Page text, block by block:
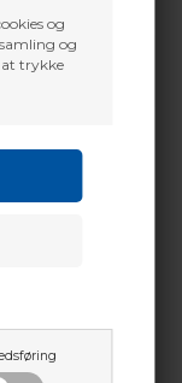
og
og
at trykke